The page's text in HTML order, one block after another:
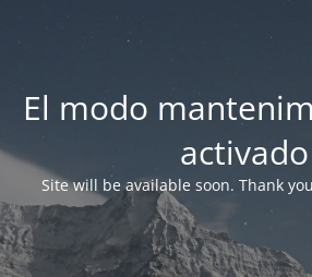
El modo
activado
Site will be available soon. Thank